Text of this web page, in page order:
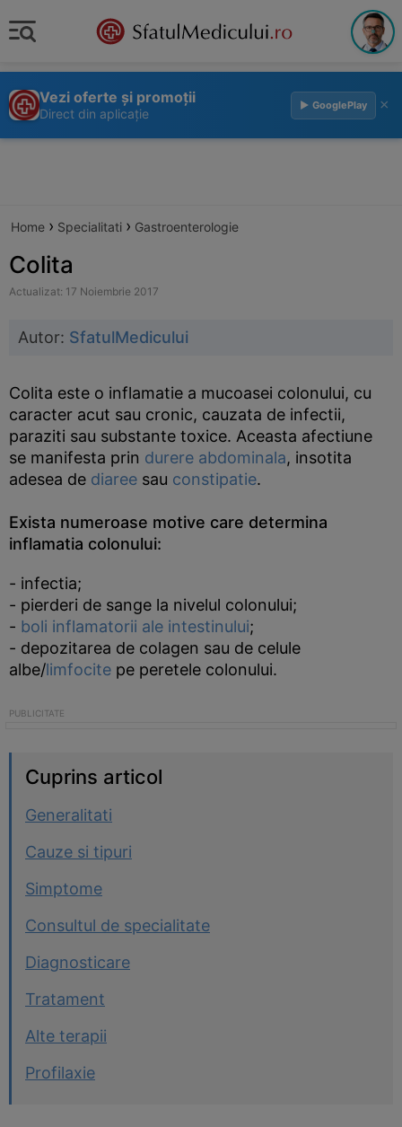
Vezi oferte și promoții
Direct din aplicație
▶ GooglePlay ×
Home › Specialitati › Gastroenterologie
Colita
Actualizat: 17 Noiembrie 2017
Autor: SfatulMedicului
Colita este o inflamatie a mucoasei colonului, cu
caracter acut sau cronic, cauzata de infectii,
paraziti sau substante toxice. Aceasta afectiune
se manifesta prin durere abdominala, insotita
adesea de diaree sau constipatie.
Exista numeroase motive care determina
inflamatia colonului:
- infectia;
- pierderi de sange la nivelul colonului;
- boli inflamatorii ale intestinului;
- depozitarea de colagen sau de celule
albe/limfocite pe peretele colonului.
Cuprins articol
Generalitati
Cauze si tipuri
Simptome
Consultul de specialitate
Diagnosticare
Tratament
Alte terapii
Profilaxie